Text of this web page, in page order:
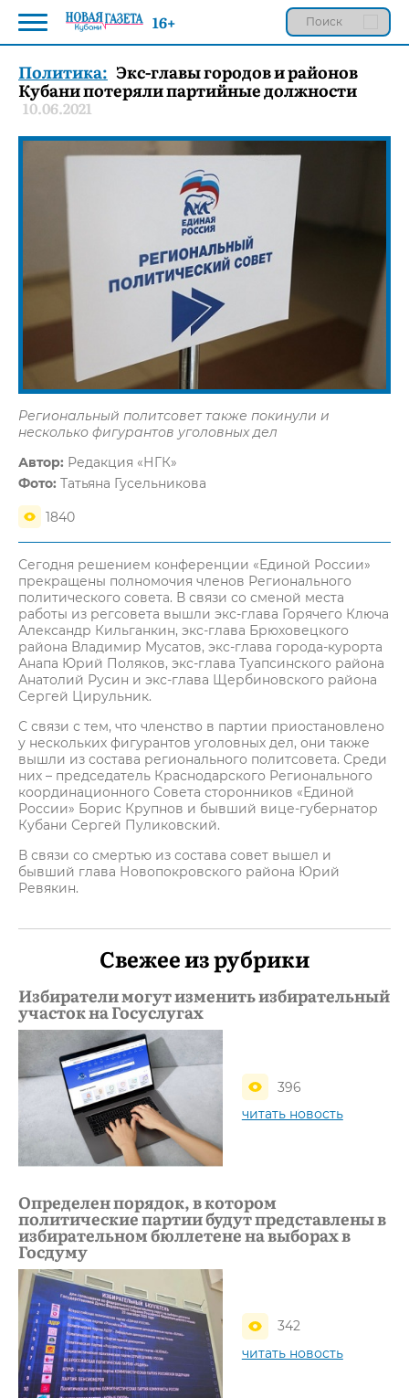
Политика: Экс-главы городов и районов
Кубани потеряли партийные должности
10.06.2021
Региональный политсовет также покинули и
несколько фигурантов уголовных дел
Автор: Редакция «НГК»
Фото: Татьяна Гусельникова
1840
Сегодня решением конференции «Единой России»
прекращены полномочия членов Регионального
политического совета. В связи со сменой места
работы из регсовета вышли экс-глава Горячего Ключа
Александр Кильганкин, экс-глава Брюховецкого
района Владимир Мусатов, экс-глава города-курорта
Анапа Юрий Поляков, экс-глава Туапсинского района
Анатолий Русин и экс-глава Щербиновского района
Сергей Цирульник.
С связи с тем, что членство в партии приостановлено
у нескольких фигурантов уголовных дел, они также
вышли из состава регионального политсовета. Среди
них – председатель Краснодарского Регионального
координационного Совета сторонников «Единой
России» Борис Крупнов и бывший вице-губернатор
Кубани Сергей Пуликовский.
В связи со смертью из состава совет вышел и
бывший глава Новопокровского района Юрий
Ревякин.
Свежее из рубрики
Избиратели могут изменить избирательный
участок на Госуслугах
396
читать новость
Определен порядок, в котором
политические партии будут представлены в
избирательном бюллетене на выборах в
Госдуму
342
читать новость
16+